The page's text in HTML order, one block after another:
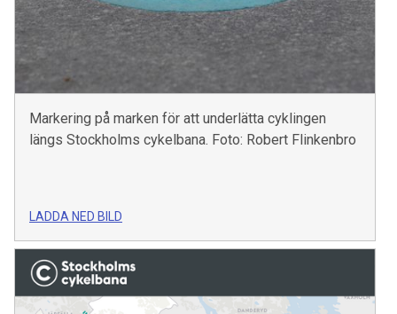
Markering på marken för att underlätta cyklingen
längs Stockholms cykelbana. Foto: Robert Flinkenbro
LADDA NED BILD